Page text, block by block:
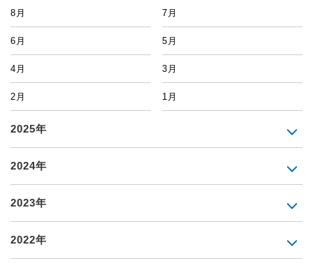
8月 7月
6月 5月
4月 3月
2月 1月
2025年
2024年
2023年
2022年